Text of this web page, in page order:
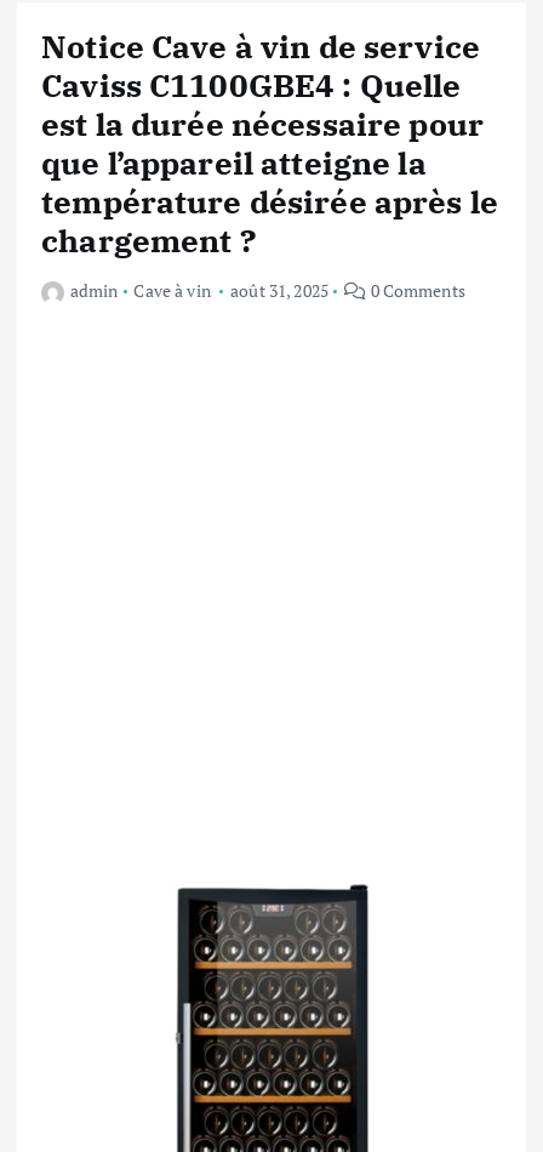
Notice Cave à vin de service
Caviss C1100GBE4 : Quelle
est la durée nécessaire pour
que l’appareil atteigne la
température désirée après le
chargement ?
admin Cave à vin août 31, 2025 0 Comments